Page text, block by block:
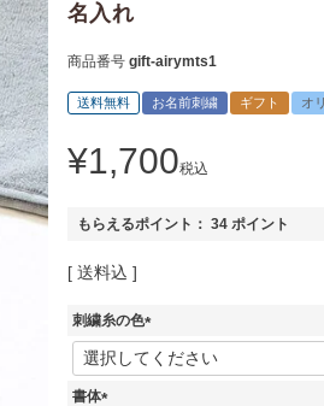
名入れ
商品番号 gift-airymts1
送料無料 お名前刺繍 ギフト オ
¥1,700税込
もらえるポイント： 34 ポイント
送料込
刺繍糸の色
(
必
書体